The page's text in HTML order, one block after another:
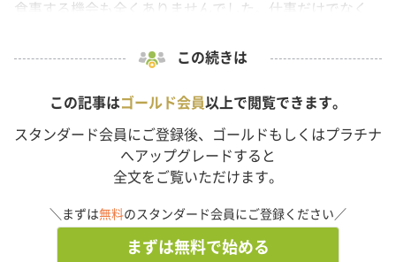
食事する機会も全くありませんでした。仕事だけでなく...
この続きは
この記事はゴールド会員以上で閲覧できます。
スタンダード会員にご登録後、ゴールドもしくはプラチナ
へアップグレードすると
全文をご覧いただけます。
＼まずは無料のスタンダード会員にご登録ください／
まずは無料で始める